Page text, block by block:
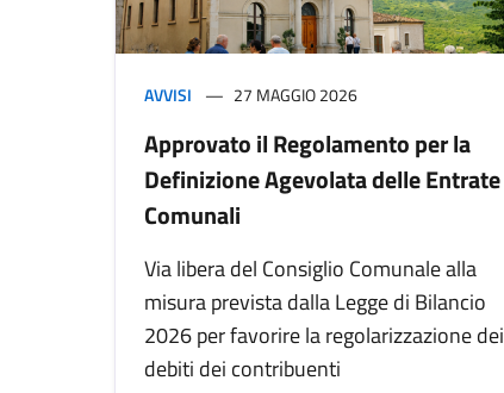
AVVISI 27 MAGGIO 2026
Approvato il Regolamento per la
Definizione Agevolata delle Entrate
Comunali
Via libera del Consiglio Comunale alla
misura prevista dalla Legge di Bilancio
2026 per favorire la regolarizzazione dei
debiti dei contribuenti